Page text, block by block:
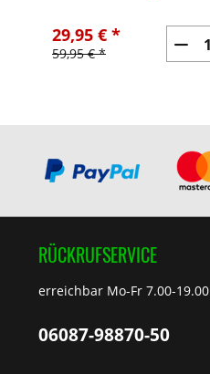
59,95 € *
29,95 € *
RÜCKRUFSERVICE
erreichbar Mo-Fr 7.00-19.00
06087-98870-50